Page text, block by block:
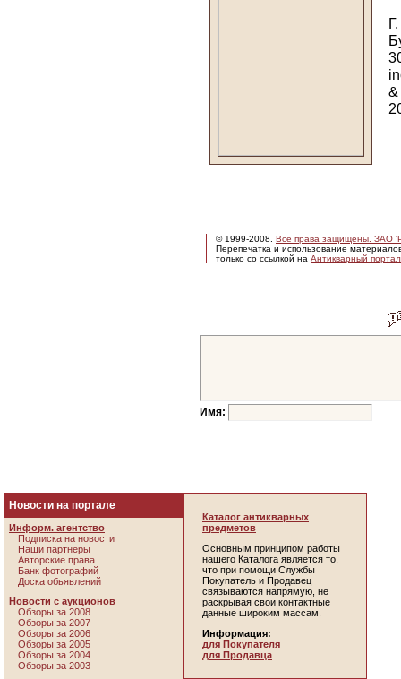
&
© 1999-2008. Все права защищены. ЗАО
Перепечатка и использование
только со ссылкой на Антикварный
Имя:
Новости на портале
Информ. агентство
Подписка на новости
Наши партнеры
Авторские права
Банк фотографий
Доска обьявлений
Новости с аукционов
Обзоры за 2008
Обзоры за 2007
Обзоры за 2006
Обзоры за 2005
Обзоры за 2004
Обзоры за 2003
Каталог антикварных
предметов
Основным принципом работы
нашего Каталога является то,
что при помощи Службы
Покупатель и Продавец
связываются напрямую, не
раскрывая свои контактные
данные широким массам.
Информация:
для Покупателя
для Продавца